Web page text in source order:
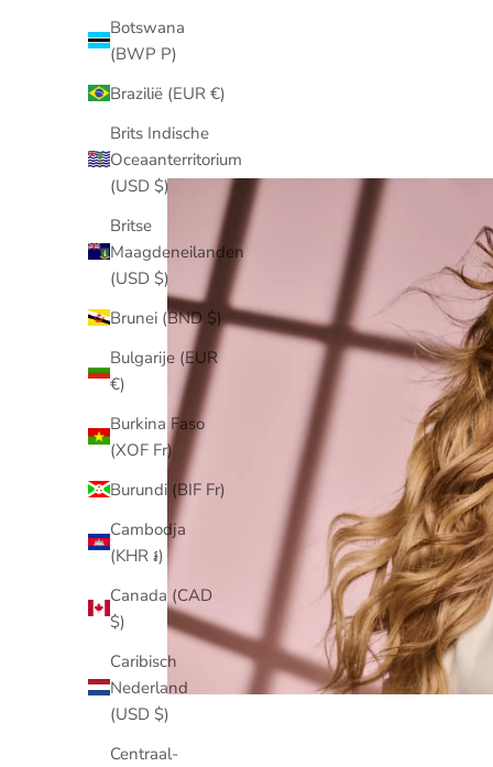
Botswana
(BWP P)
Brazilië (EUR €)
Brits Indische
Oceaanterritorium
(USD $)
Britse
Maagdeneilanden
(USD $)
Brunei (BND $)
Bulgarije (EUR
€)
Burkina Faso
(XOF Fr)
Burundi (BIF Fr)
Cambodja
(KHR ៛)
Canada (CAD
$)
Caribisch
Nederland
(USD $)
Centraal-